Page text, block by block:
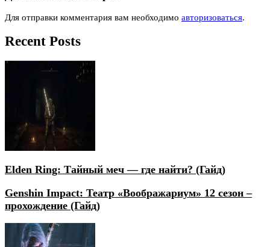
Для отправки комментария вам необходимо авторизоваться.
Recent Posts
Elden Ring: Тайный меч — где найти? (Гайд)
Genshin Impact: Театр «Воображариум» 12 сезон –
прохождение (Гайд)